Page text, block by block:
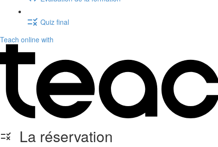
Quiz final
Teach online with
La réservation